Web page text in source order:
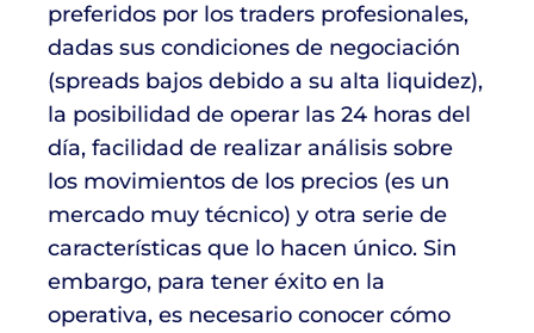
preferidos por los traders profesionales,
dadas sus condiciones de negociación
(spreads bajos debido a su alta liquidez),
la posibilidad de operar las 24 horas del
día, facilidad de realizar análisis sobre
los movimientos de los precios (es un
mercado muy técnico) y otra serie de
características que lo hacen único. Sin
embargo, para tener éxito en la
operativa, es necesario conocer cómo